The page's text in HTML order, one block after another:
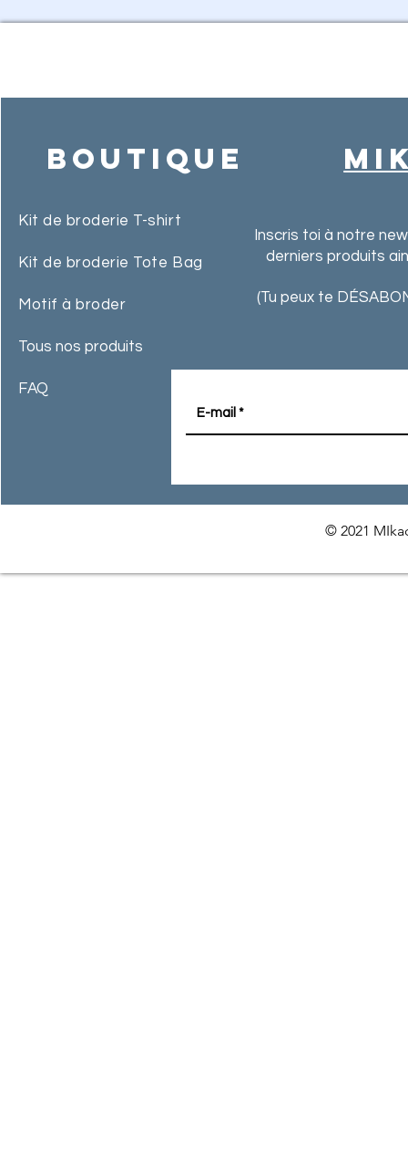
Boutique
Kit de broderie T-shirt
Kit de broderie Tote Bag
Motif à broder
Tous nos produits
FAQ
Inscris toi à notre
derniers produits
(Tu peux te
© 2021